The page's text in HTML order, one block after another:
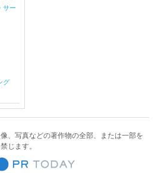
サー
グ
、写真などの著作物の全部、または一部を
じます。